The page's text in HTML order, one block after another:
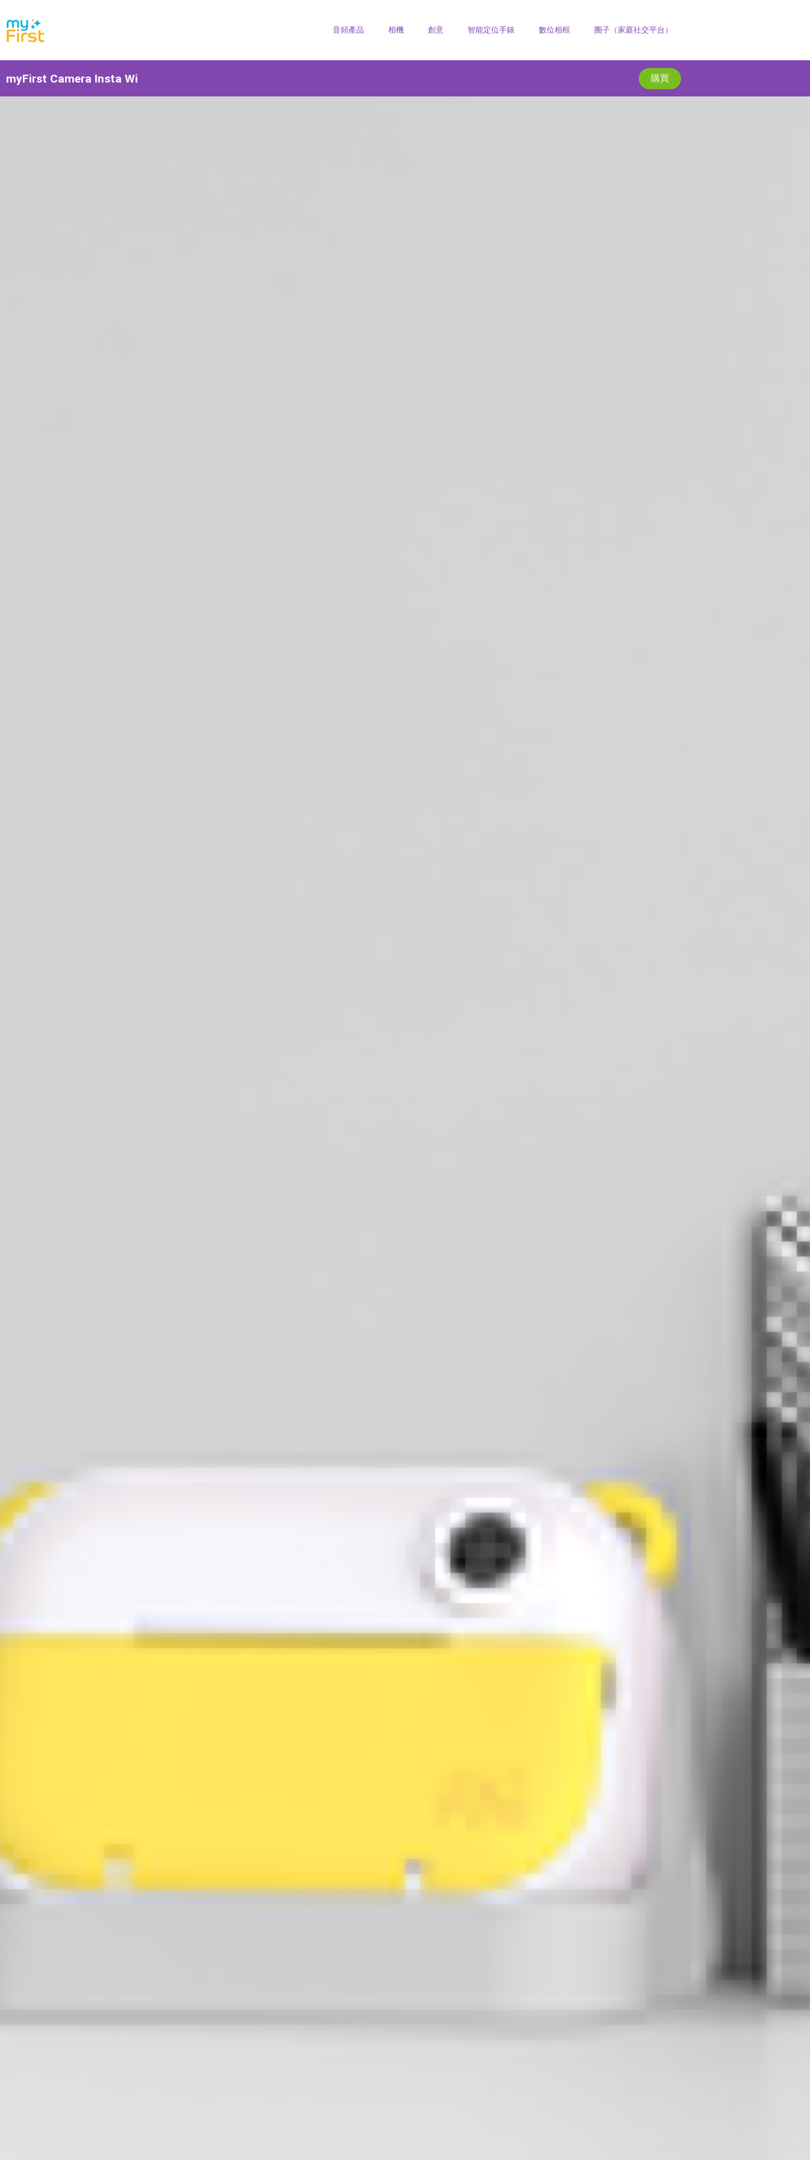
音頻產品 相機 創意 智能定位手錶 數位相框 圈子（家庭社交平台）
myFirst Camera Insta Wi 購買